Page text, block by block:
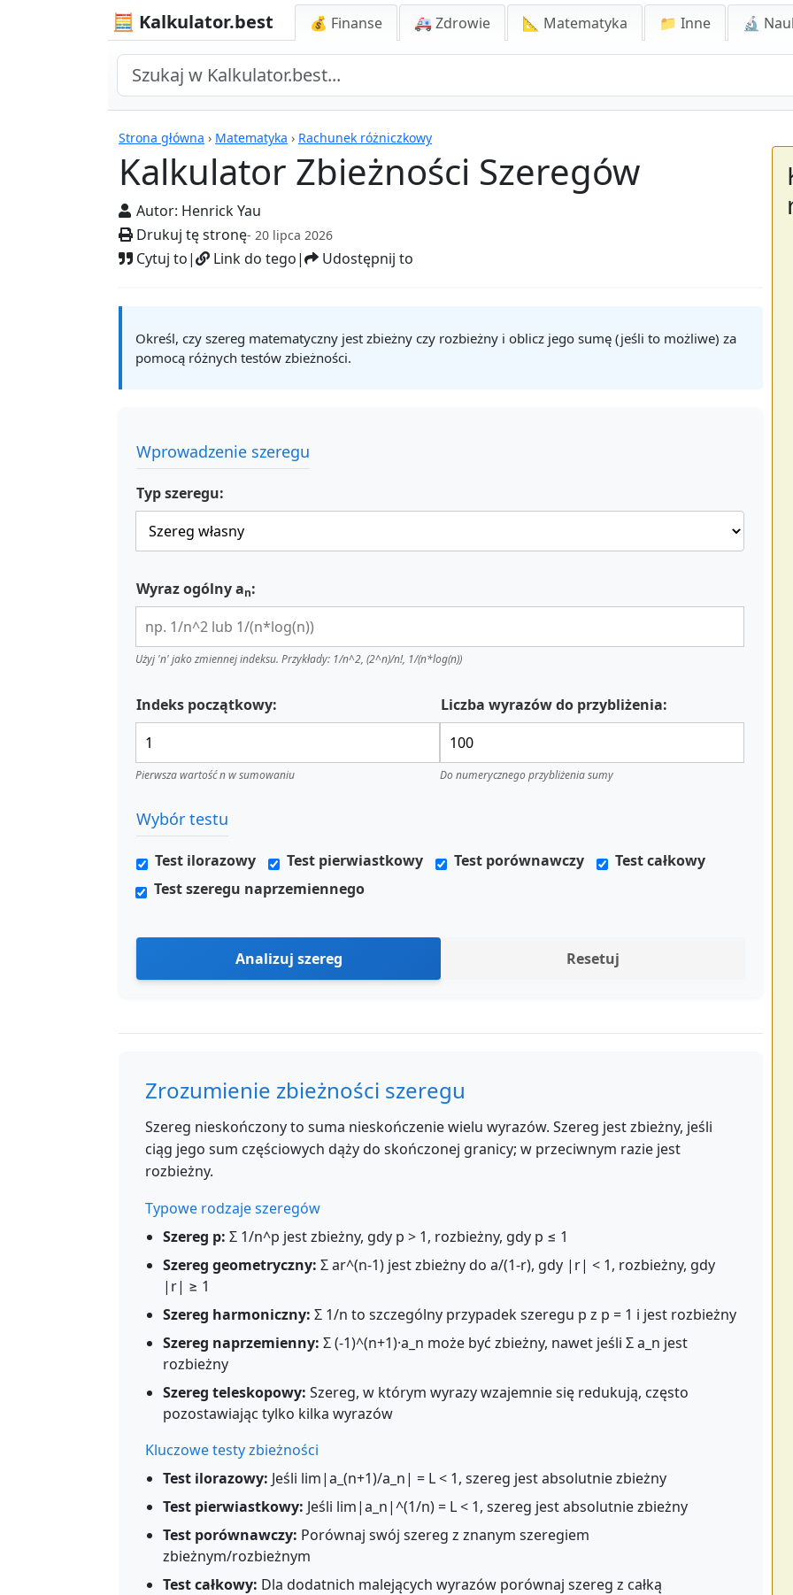
🧮 Kalkulator.best 💰 Finanse 🚑 Zdrowie 📐 Matematyka 📁 Inne 🔬
Strona główna › Matematyka › Rachunek różniczkowy
Kalkulator Zbieżności Szeregów
Autor: Henrick Yau
Drukuj tę stronę- 20 lipca 2026
Cytuj to| Link do tego| Udostępnij to
Kalkulatory
Określ, czy szereg matematyczny jest zbieżny czy rozbieżny i oblicz jego sumę (jeśli to możliwe) za
pomocą różnych testów zbieżności.
Wprowadzenie szeregu
Typ szeregu:
Wyraz ogólny an:
Użyj 'n' jako zmiennej indeksu. Przykłady: 1/n^2, (2^n)/n!, 1/(n*log(n))
Indeks początkowy:
Pierwsza wartość n w sumowaniu
Liczba wyrazów do przybliżenia:
Do numerycznego przybliżenia sumy
Wybór testu
Test ilorazowy Test pierwiastkowy Test porównawczy
Test całkowy
Test szeregu naprzemiennego
Analizuj szereg Resetuj
Zrozumienie zbieżności szeregu
Szereg nieskończony to suma nieskończenie wielu wyrazów. Szereg jest zbieżny, jeśli
ciąg jego sum częściowych dąży do skończonej granicy; w przeciwnym razie jest
rozbieżny.
Typowe rodzaje szeregów
Szereg p: Σ 1/n^p jest zbieżny, gdy p > 1, rozbieżny, gdy p ≤ 1
Szereg geometryczny: Σ ar^(n-1) jest zbieżny do a/(1-r), gdy |r| < 1, rozbieżny, gdy
|r| ≥ 1
Szereg harmoniczny: Σ 1/n to szczególny przypadek szeregu p z p = 1 i jest rozbieżny
Szereg naprzemienny: Σ (-1)^(n+1)·a_n może być zbieżny, nawet jeśli Σ a_n jest
rozbieżny
Szereg teleskopowy: Szereg, w którym wyrazy wzajemnie się redukują, często
pozostawiając tylko kilka wyrazów
Kluczowe testy zbieżności
Test ilorazowy: Jeśli lim|a_(n+1)/a_n| = L < 1, szereg jest absolutnie zbieżny
Test pierwiastkowy: Jeśli lim|a_n|^(1/n) = L < 1, szereg jest absolutnie zbieżny
Test porównawczy: Porównaj swój szereg z znanym szeregiem
zbieżnym/rozbieżnym
Test całkowy: Dla dodatnich malejących wyrazów porównaj szereg z całką